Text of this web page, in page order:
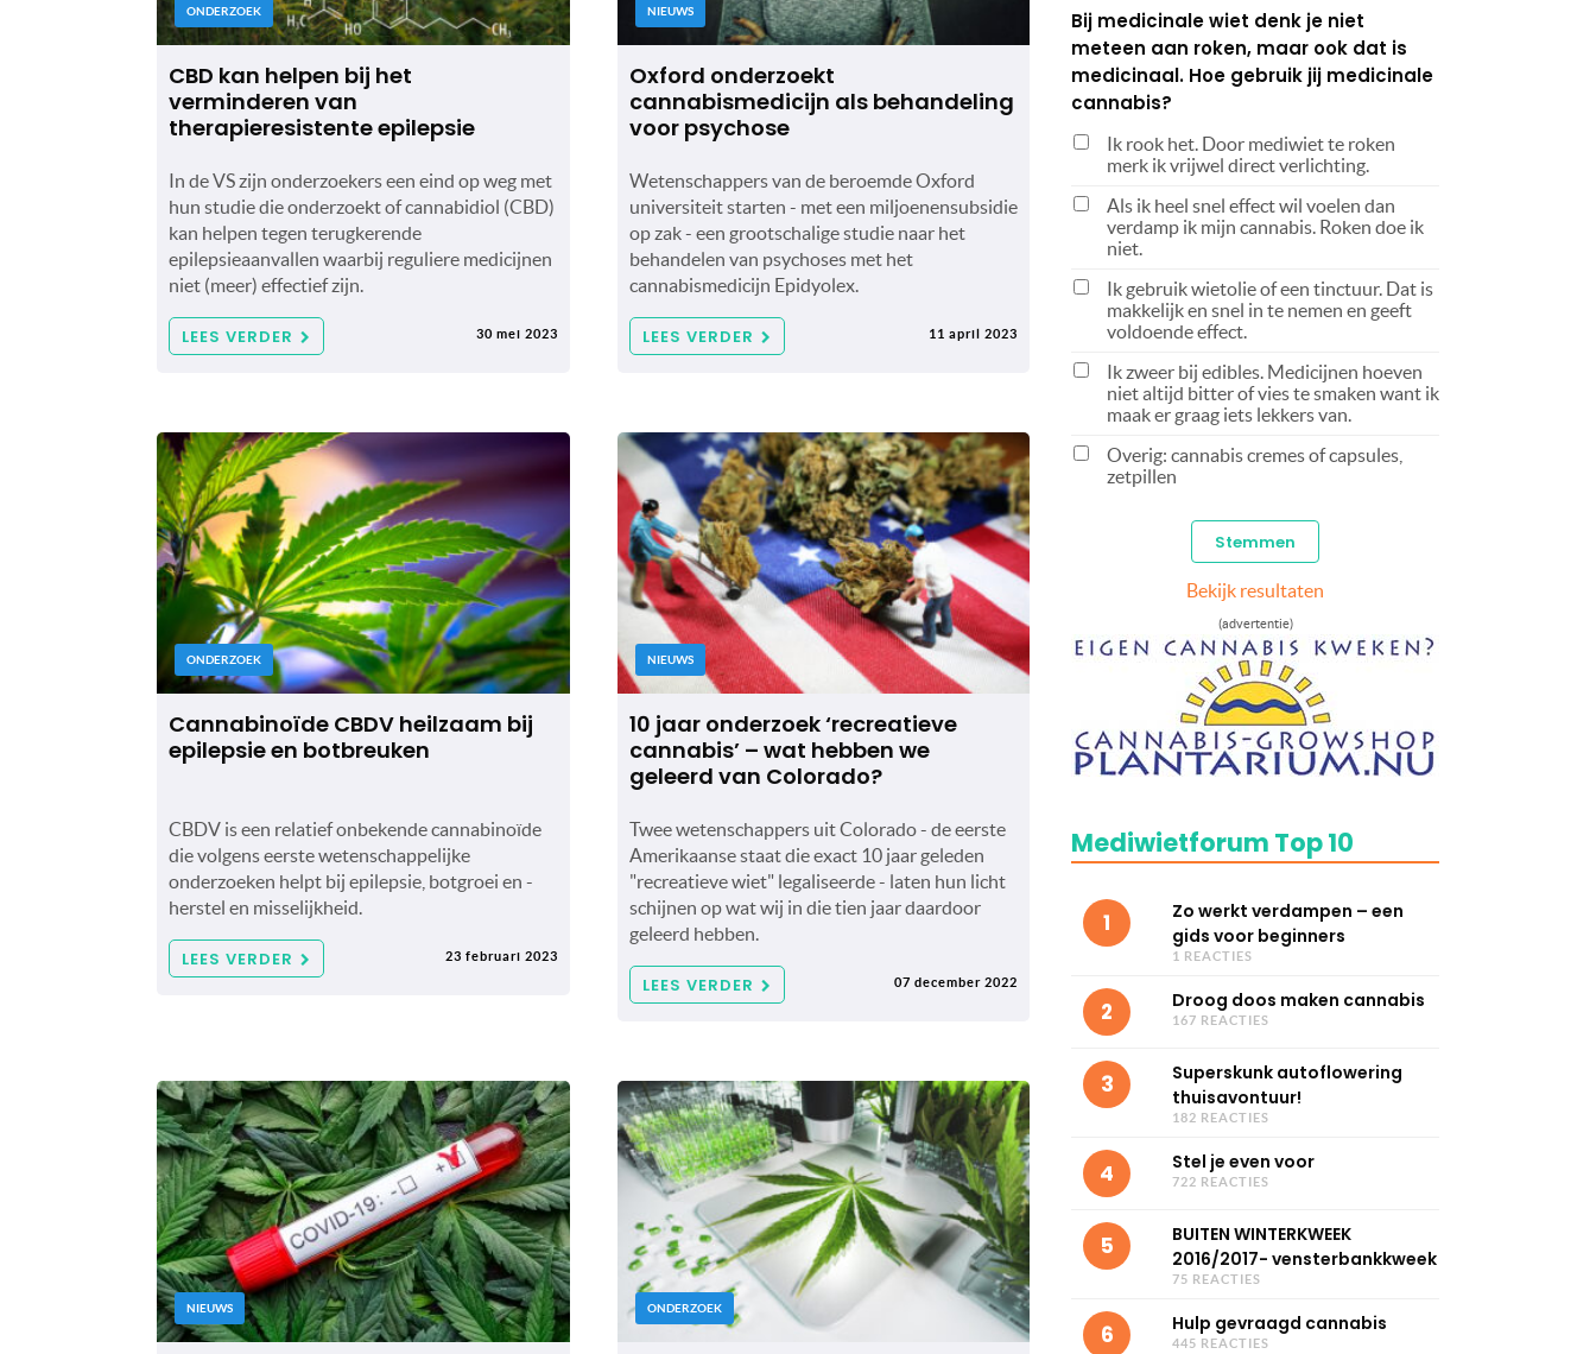
ONDERZOEK
CBD kan helpen bij het
verminderen van
therapieresistente epilepsie
In de VS zijn onderzoekers een eind op weg met
hun studie die onderzoekt of cannabidiol (CBD)
kan helpen tegen terugkerende
epilepsieaanvallen waarbij reguliere medicijnen
niet (meer) effectief zijn.
LEES VERDER 30 mei 2023
NIEUWS
Oxford onderzoekt
cannabismedicijn als behandeling
voor psychose
Wetenschappers van de beroemde Oxford
universiteit starten - met een miljoenensubsidie
op zak - een grootschalige studie naar het
behandelen van psychoses met het
cannabismedicijn Epidyolex.
LEES VERDER 11 april 2023
ONDERZOEK
Cannabinoïde CBDV heilzaam bij
epilepsie en botbreuken
CBDV is een relatief onbekende cannabinoïde
die volgens eerste wetenschappelijke
onderzoeken helpt bij epilepsie, botgroei en -
herstel en misselijkheid.
LEES VERDER 23 februari 2023
NIEUWS
10 jaar onderzoek ‘recreatieve
cannabis’ – wat hebben we
geleerd van Colorado?
Twee wetenschappers uit Colorado - de eerste
Amerikaanse staat die exact 10 jaar geleden
"recreatieve wiet" legaliseerde - laten hun licht
schijnen op wat wij in die tien jaar daardoor
geleerd hebben.
LEES VERDER 07 december 2022
NIEUWS ONDERZOEK
Bij medicinale wiet denk je niet
meteen aan roken, maar ook dat is
medicinaal. Hoe gebruik jij medicinale
cannabis?
Ik rook het. Door mediwiet te roken
merk ik vrijwel direct verlichting.
Als ik heel snel effect wil voelen dan
verdamp ik mijn cannabis. Roken doe ik
niet.
Ik gebruik wietolie of een tinctuur. Dat is
makkelijk en snel in te nemen en geeft
voldoende effect.
Ik zweer bij edibles. Medicijnen hoeven
niet altijd bitter of vies te smaken want ik
maak er graag iets lekkers van.
Overig: cannabis cremes of capsules,
zetpillen
Bekijk resultaten
(advertentie)
Mediwietforum Top 10
1
Zo werkt verdampen – een
gids voor beginners
1 REACTIES
2 Droog doos maken cannabis
167 REACTIES
3
Superskunk autoflowering
thuisavontuur!
182 REACTIES
4 Stel je even voor
722 REACTIES
5
BUITEN WINTERKWEEK
2016/2017- vensterbankkweek
75 REACTIES
6 Hulp gevraagd cannabis
445 REACTIES